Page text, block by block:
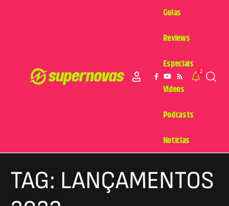
Guias
Reviews
Especiais
Videos
Podcasts
Notícias
2
TAG:LANÇAMENTOS